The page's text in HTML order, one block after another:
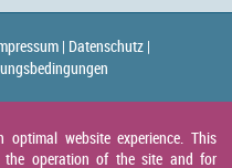
| Datenschutz |
website experience. This
the operation of the site and for